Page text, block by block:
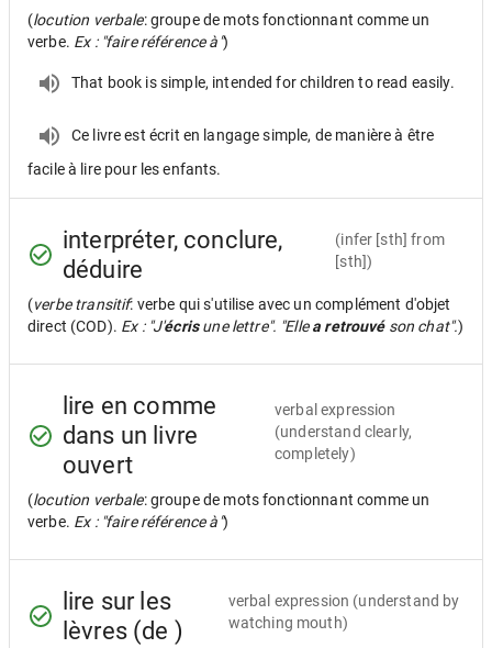
(locution verbale: groupe de mots fonctionnant comme un
verbe. Ex : "faire référence à")
That book is simple, intended for children to read easily.
Ce livre est écrit en langage simple, de manière à être
facile à lire pour les enfants.
interpréter, conclure,
déduire
(infer [sth] from
[sth])
(verbe transitif: verbe qui s'utilise avec un complément d'objet
direct (COD). Ex : "J'écrisune lettre". "Ellea retrouvéson chat".)
lire en comme
dans un livre
ouvert
verbal expression
(understand clearly,
completely)
(locution verbale: groupe de mots fonctionnant comme un
verbe. Ex : "faire référence à")
lire sur les
lèvres (de )
verbal expression (understand by
watching mouth)